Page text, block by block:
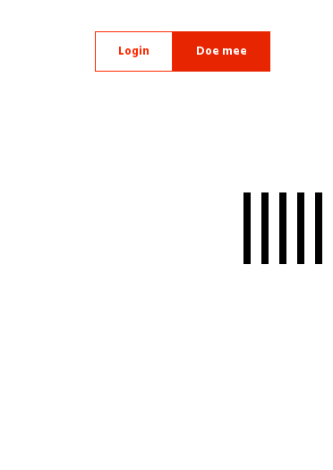
Login Doe mee